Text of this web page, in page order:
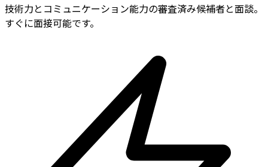
技術力とコミュニケーション能力の審査済み候補者と面談。
すぐに面接可能です。